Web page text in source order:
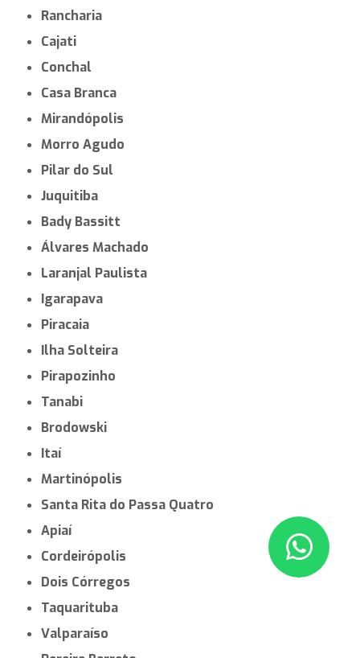
Rancharia
Cajati
Conchal
Casa Branca
Mirandópolis
Morro Agudo
Pilar do Sul
Juquitiba
Bady Bassitt
Álvares Machado
Laranjal Paulista
Igarapava
Piracaia
Ilha Solteira
Pirapozinho
Tanabi
Brodowski
Itaí
Martinópolis
Santa Rita do Passa Quatro
Apiaí
Cordeirópolis
Dois Córregos
Taquarituba
Valparaíso